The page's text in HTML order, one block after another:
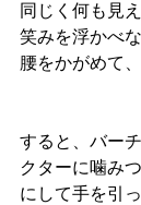
同じく何も見
笑みを浮かべ
腰をかがめて
すると、バー
クターに噛み
にして手を引